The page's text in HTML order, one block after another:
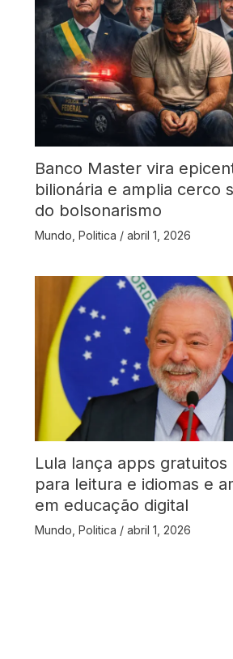
Banco Master vira
bilionária e amplia cerco
do bolsonarismo
Mundo Politica / abril 1, 2026
Lula lança apps gratuitos
para leitura e idiomas e
em educação digital
Mundo Politica / abril 1, 2026